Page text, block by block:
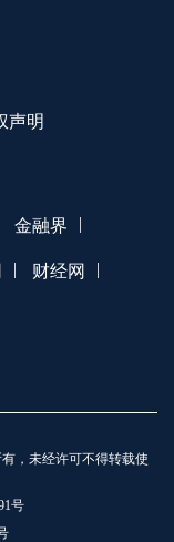
声明
金融界 |
| 财经网 |
，未经许可不得转载使
号